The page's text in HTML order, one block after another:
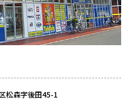
松森字後田45-1